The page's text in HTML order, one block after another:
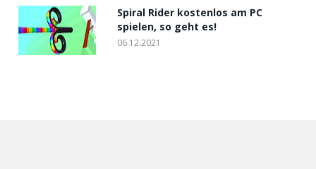
Spiral Rider kostenlos am PC
spielen, so geht es!
06.12.2021